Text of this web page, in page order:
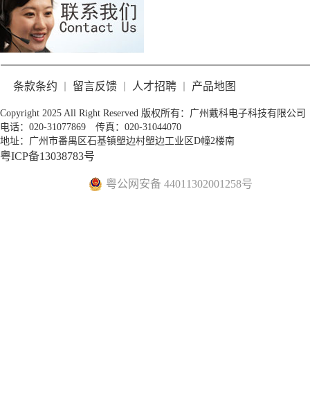
条款条约 留言反馈 人才招聘 产品地图
Copyright 2025 All Right Reserved 版权所有：广州戴科电子科技有限公司
电话：020-31077869 传真：020-31044070
地址：广州市番禺区石基镇塱边村塱边工业区D幢2楼南
粤ICP备13038783号
粤公网安备 44011302001258号